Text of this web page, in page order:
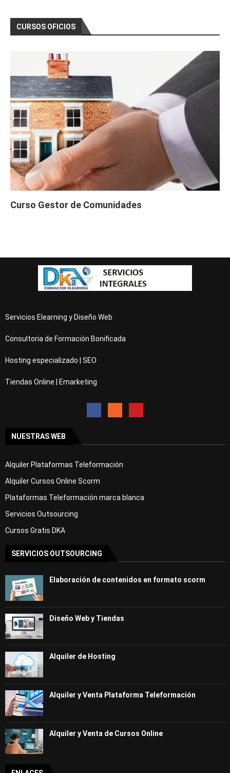
CURSOS OFICIOS
Curso Gestor de Comunidades
Servicios Elearning y Diseño Web
Consultoria de Formación Bonificada
Hosting especializado | SEO
Tiendas Online | Emarketing
NUESTRAS WEB
Alquiler Plataformas Teleformación
Alquiler Cursos Online Scorm
Plataformas Teleformación marca blanca
Servicios Outsourcing
Cursos Gratis DKA
SERVICIOS OUTSOURCING
Elaboración de contenidos en formato scorm
Diseño Web y Tiendas
Alquiler de Hosting
Alquiler y Venta Plataforma Teleformación
Alquiler y Venta de Cursos Online